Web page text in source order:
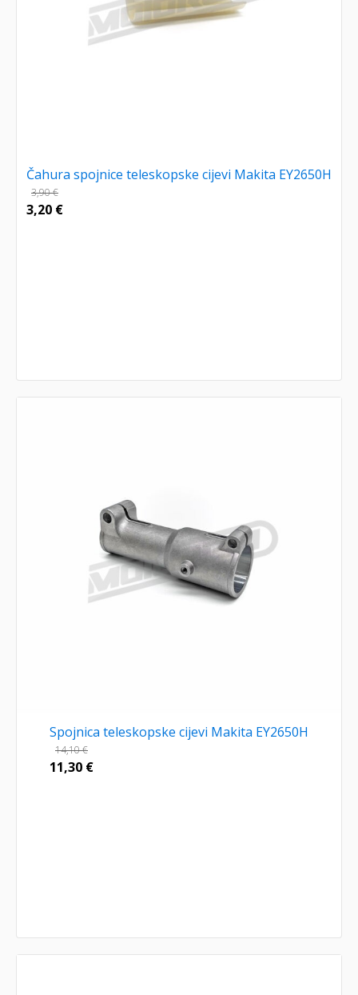
Čahura spojnice teleskopske cijevi Makita EY2650H
3,90€
3,20 €
Spojnica teleskopske cijevi Makita EY2650H
14,10€
11,30 €